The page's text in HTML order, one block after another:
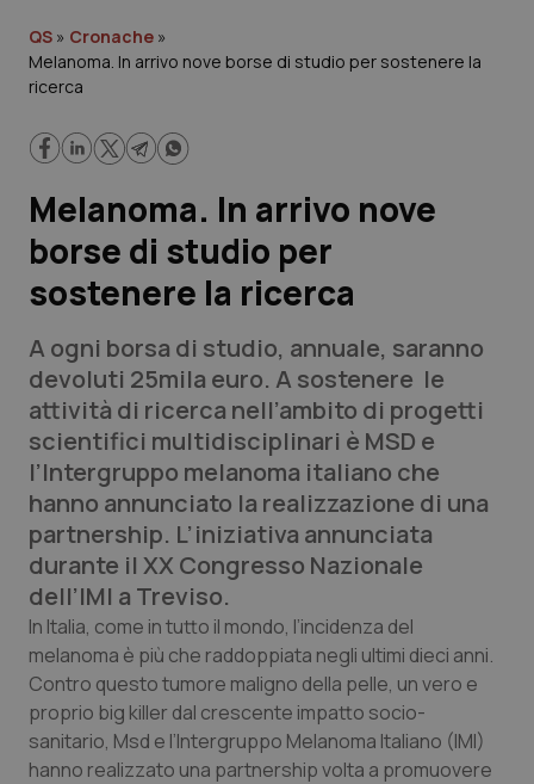
Governo e Parlamento
Regioni e Asl
Lavoro e Professioni
Scienza e Farmaci
Studi e Analisi
Lettere al direttore
Edizioni Regionali
QS Pro
Professionisti Sanitari.AI
Abruzzo
Basilicata
Calabria
QS Pro Gold
Artrite & artrosi
Asma & BPCO
QS Club Newsletter
QS » Cronache »
Melanoma. In arrivo nove borse di studio per sostenere la
ricerca
Melanoma. In arrivo nove
borse di studio per
sostenere la ricerca
A ogni borsa di studio, annuale, saranno
devoluti 25mila euro. A sostenere le
attività di ricerca nell’ambito di progetti
scientifici multidisciplinari è MSD e
l’Intergruppo melanoma italiano che
hanno annunciato la realizzazione di una
partnership. L’iniziativa annunciata
durante il XX Congresso Nazionale
dell’IMI a Treviso.
In Italia, come in tutto il mondo, l’incidenza del
melanoma è più che raddoppiata negli ultimi dieci anni.
Contro questo tumore maligno della pelle, un vero e
proprio big killer dal crescente impatto socio-
sanitario, Msd e l’Intergruppo Melanoma Italiano (IMI)
hanno realizzato una partnership volta a promuovere